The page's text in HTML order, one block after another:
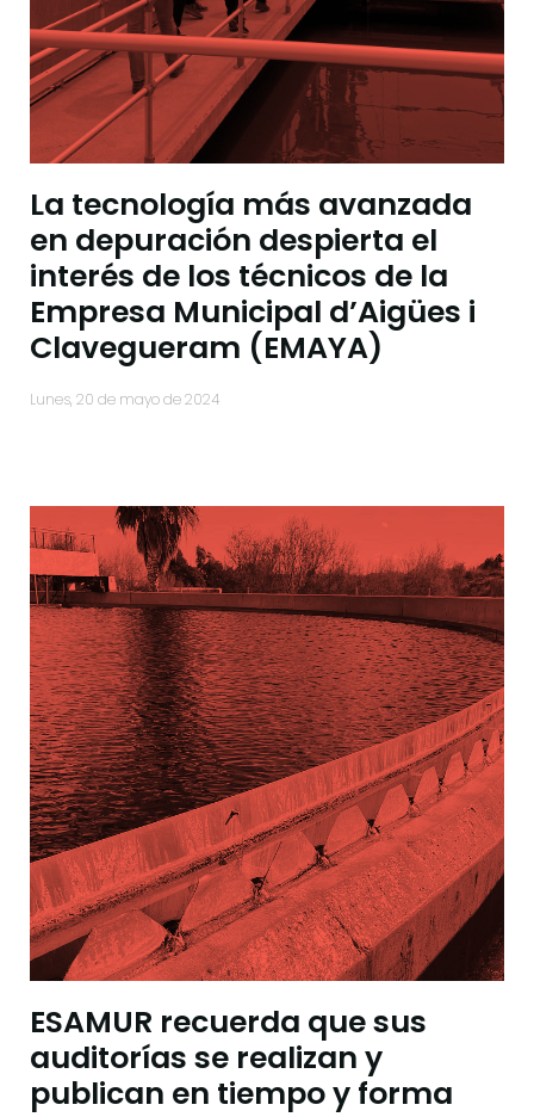
La tecnología más avanzada
en depuración despierta el
interés de los técnicos de la
Empresa Municipal d’Aigües i
Clavegueram (EMAYA)
lunes, 20 de mayo de 2024
ESAMUR recuerda que sus
auditorías se realizan y
publican en tiempo y forma